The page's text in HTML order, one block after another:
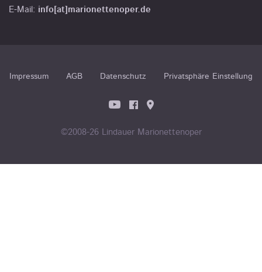
E-Mail: info[at]marionettenoper.de
Impressum AGB Datenschutz Privatsphäre Einstellung
©2008-26 Lindauer Marionettenoper